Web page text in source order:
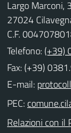
Largo Marconi, 3
27024
C.F.
Telefono:(+39)
Fax: (+39)
E-mail:
PEC:
Relazioni con il